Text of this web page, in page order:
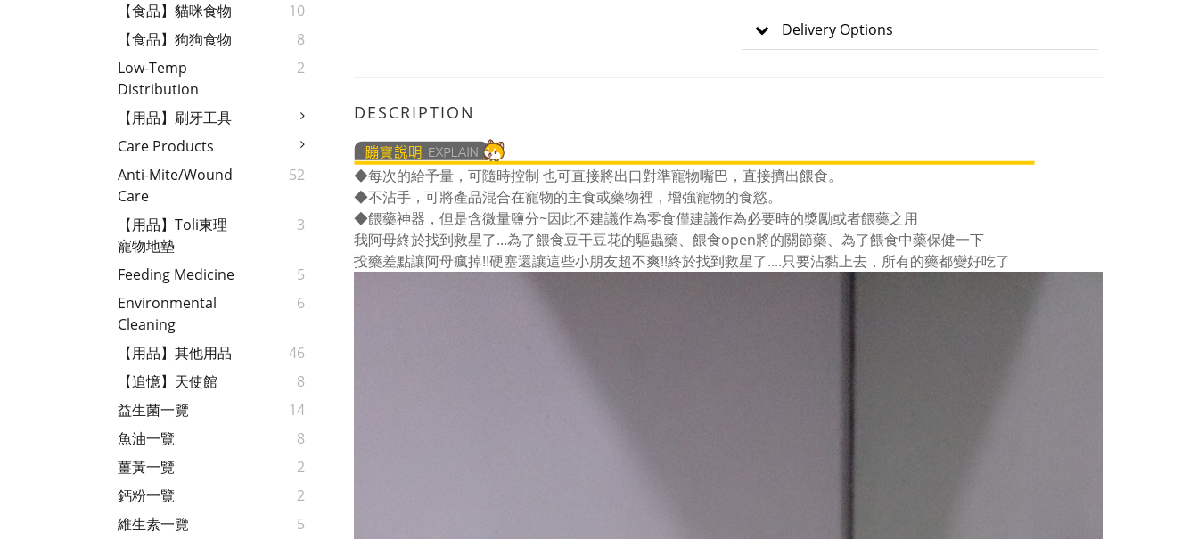
【食品】貓咪食物
10
【食品】狗狗食物
8
Low-Temp
Distribution
2
【用品】刷牙工具
Care Products
Anti-Mite/wound
Care
52
【用品】Toli東理
寵物地墊
3
Feeding Medicine
5
Environmental
Cleaning
6
【用品】其他用品
46
【追憶】天使館
8
益生菌一覽
14
魚油一覽
8
薑黃一覽
2
鈣粉一覽
2
維生素一覽
5
Delivery Options
DESCRIPTION
◆每次的給予量，可隨時控制 也可直接將出口對準寵物嘴巴，直接擠出餵食。
◆不沾手，可將產品混合在寵物的主食或藥物裡，增強寵物的食慾。
◆餵藥神器，但是含微量鹽分~因此不建議作為零食僅建議作為必要時的獎勵或者餵藥之用
我阿母終於找到救星了...為了餵食豆干豆花的驅蟲藥、餵食open將的關節藥、為了餵食中藥保健一下
投藥差點讓阿母瘋掉!!硬塞還讓這些小朋友超不爽!!終於找到救星了....只要沾黏上去，所有的藥都變好吃了